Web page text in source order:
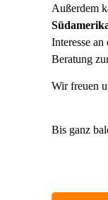
Außerdem
Interesse
Beratung
Wir freuen
Bis ganz